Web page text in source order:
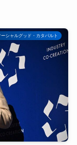
ーシャルグッド・カタパルト